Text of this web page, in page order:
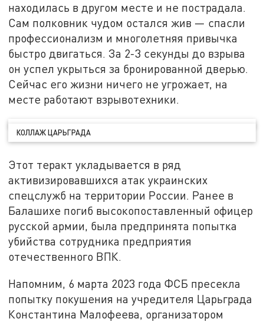
находилась в другом месте и не пострадала.
Сам полковник чудом остался жив — спасли
профессионализм и многолетняя привычка
быстро двигаться. За 2-3 секунды до взрыва
он успел укрыться за бронированной дверью.
Сейчас его жизни ничего не угрожает, на
месте работают взрывотехники.
КОЛЛАЖ ЦАРЬГРАДА
Этот теракт укладывается в ряд
активизировавшихся атак украинских
спецслужб на территории России. Ранее в
Балашихе погиб высокопоставленный офицер
русской армии, была предпринята попытка
убийства сотрудника предприятия
отечественного ВПК.
Напомним, 6 марта 2023 года ФСБ пресекла
попытку покушения на учредителя Царьграда
Константина Малофеева, организатором